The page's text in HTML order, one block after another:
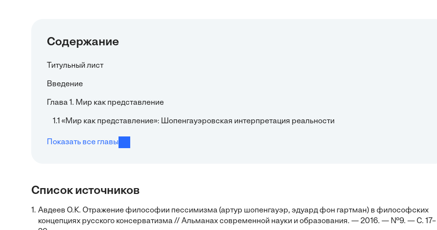
Содержание
Титульный лист
Введение
Глава 1. Мир как представление
1.1 «Мир как представление»: Шопенгауэровская интерпретация реальности
Показать все главы
Список источников
1. Авдеев О.К. Отражение философии пессимизма (артур шопенгауэр, эдуард фон гартман) в философских
концепциях русского консерватизма // Альманах современной науки и образования. — 2016. — №9. — С. 17–